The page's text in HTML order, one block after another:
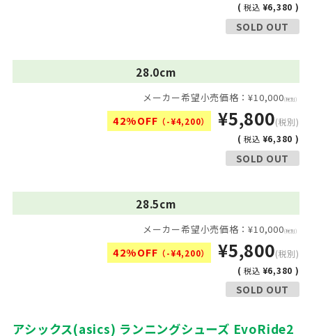
(税込 ¥6,380 )
SOLD OUT
28.0cm
メーカー希望小売価格：¥10,000(税別)
42%OFF （-¥4,200） ¥5,800(税別)
(税込 ¥6,380 )
SOLD OUT
28.5cm
メーカー希望小売価格：¥10,000(税別)
42%OFF （-¥4,200） ¥5,800(税別)
(税込 ¥6,380 )
SOLD OUT
アシックス(asics) ランニングシューズ EvoRide2